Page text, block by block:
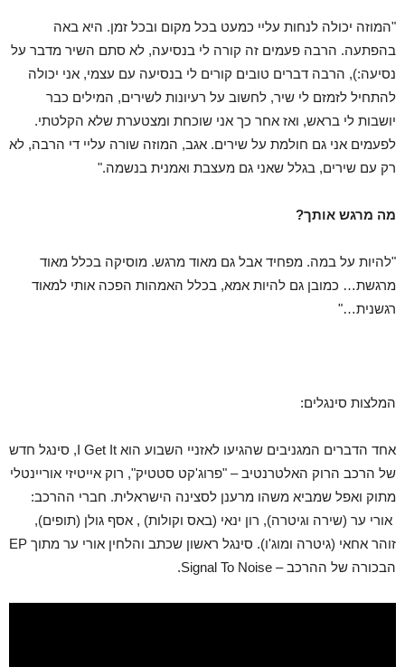
"המוזה יכולה לנחות עליי כמעט בכל מקום ובכל זמן. היא באה
בהפתעה. הרבה פעמים זה קורה לי בנסיעה, לא סתם השיר מדבר על
נסיעה:), הרבה דברים טובים קורים לי בנסיעה עם עצמי, אני יכולה
להתחיל לזמזם לי שיר, לחשוב על רעיונות לשירים, המילים כבר
יושבות לי בראש, ואז אחר כך אני שוכחת ומצטערת שלא הקלטתי.
לפעמים אני גם חולמת על שירים. אגב, המוזה שורה עליי די הרבה, לא
רק עם שירים, בגלל שאני גם מעצבת ואמנית בנשמה."
מה מרגש אותך?
"להיות על במה. מפחיד אבל גם מאוד מרגש. מוסיקה בכלל מאוד
מרגשת… כמובן גם להיות אמא, בכלל האמהות הפכה אותי למאוד
רגשנית…"
המלצות סינגלים:
אחד הדברים המגניבים שהגיעו לאזניי השבוע הוא I Get It, סינגל חדש
של הרכב הרוק האלטרנטיב – "פרוג'קט סטטיק", רוק אייטיזי אוריינטלי
מתוק ואפל שמביא משהו מרענן לסצינה הישראלית. חברי ההרכב:
אורי ער (שירה וגיטרה), רון ינאי (באס וקולות) , אסף גולן (תופים),
זוהר אחאי (גיטרה ומוג'ו). סינגל ראשון שכתב והלחין אורי ער מתוך EP
הבכורה של ההרכב – Signal To Noise.